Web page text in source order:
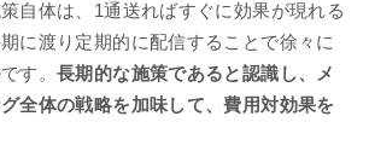
自体は、1通送ればすぐに効果が現れる
に渡り定期的に配信することで徐々に
す。長期的な施策であると認識し、メ
全体の戦略を加味して、費用対効果を